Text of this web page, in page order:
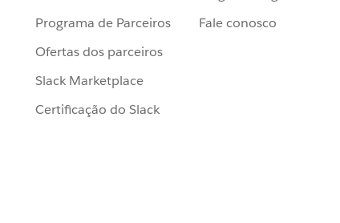
Programa de Parceiros
Ofertas dos parceiros
Slack Marketplace
Certificação do Slack
Fale conosco